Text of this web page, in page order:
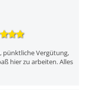
pünktliche Vergütung,
hier zu arbeiten. Alles